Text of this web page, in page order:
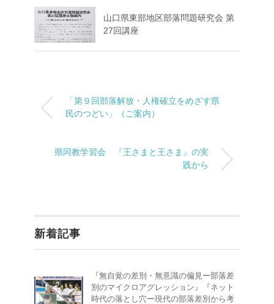
山口県東部地区部落問題研究会 第
27回講座
「第９回部落解放・人権確立をめざす県
民のつどい」（ご案内）
県同教学習会 『王さまと王さま』の実
践から
新着記事
『無自覚の差別・無意識の偏見ー部落差
別のマイクロアグレッション』『ネット
時代の落とし穴ー現代の部落差別から考